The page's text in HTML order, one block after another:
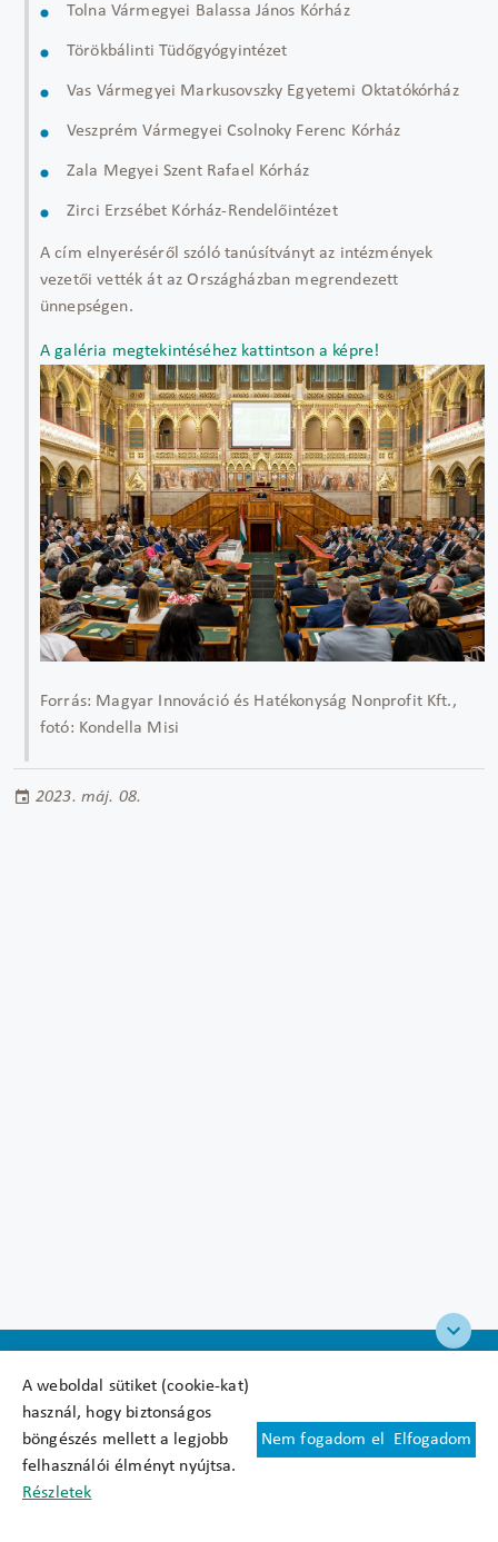
A weboldal sütiket (cookie-kat)
használ, hogy biztonságos
böngészés mellett a legjobb
felhasználói élményt nyújtsa.
Részletek
Nem fogadom el Elfogadom
Tolna Vármegyei Balassa János Kórház
Törökbálinti Tüdőgyógyintézet
Vas Vármegyei Markusovszky Egyetemi Oktatókórház
Veszprém Vármegyei Csolnoky Ferenc Kórház
Zala Megyei Szent Rafael Kórház
Zirci Erzsébet Kórház-Rendelőintézet
A cím elnyeréséről szóló tanúsítványt az intézmények
vezetői vették át az Országházban megrendezett
ünnepségen.
A galéria megtekintéséhez kattintson a képre!
Forrás: Magyar Innováció és Hatékonyság Nonprofit Kft.,
fotó: Kondella Misi
2023. máj. 08.
Felhasználási feltételek